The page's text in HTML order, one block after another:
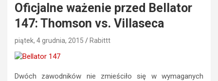
Oficjalne ważenie przed Bellator
147: Thomson vs. Villaseca
piątek, 4 grudnia, 2015 Rabittt
Dwóch zawodników nie zmieściło się w wymaganych